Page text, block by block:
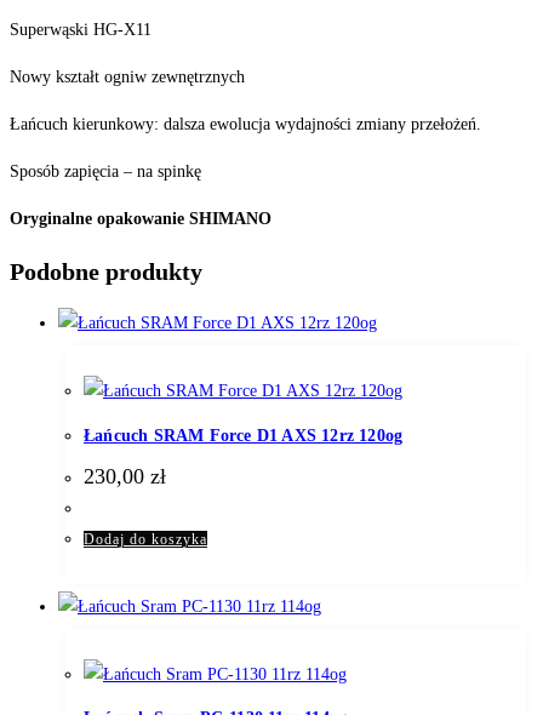
Superwąski HG-X11
Nowy kształt ogniw zewnętrznych
Łańcuch kierunkowy: dalsza ewolucja wydajności zmiany przełożeń.
Sposób zapięcia – na spinkę
Oryginalne opakowanie SHIMANO
Podobne produkty
Łańcuch SRAM Force D1 AXS 12rz 120og
230,00 zł
Dodaj do koszyka